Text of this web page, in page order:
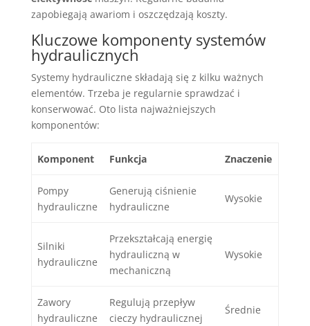
zapobiegają awariom i oszczędzają koszty.
Kluczowe komponenty systemów
hydraulicznych
Systemy hydrauliczne składają się z kilku ważnych
elementów. Trzeba je regularnie sprawdzać i
konserwować. Oto lista najważniejszych
komponentów:
Komponent Funkcja Znaczenie
Pompy
hydrauliczne
Generują ciśnienie
hydrauliczne
Wysokie
Silniki
hydrauliczne
Przekształcają energię
hydrauliczną w
mechaniczną
Wysokie
Zawory
hydrauliczne
Regulują przepływ
cieczy hydraulicznej
Średnie